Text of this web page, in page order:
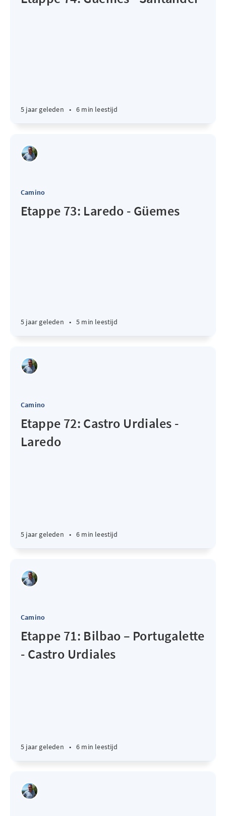
5 jaar geleden • 6 min leestijd
Camino
Etappe 73: Laredo - Güemes
5 jaar geleden • 5 min leestijd
Camino
Etappe 72: Castro Urdiales -
Laredo
5 jaar geleden • 6 min leestijd
Camino
Etappe 71: Bilbao – Portugalette
- Castro Urdiales
5 jaar geleden • 6 min leestijd